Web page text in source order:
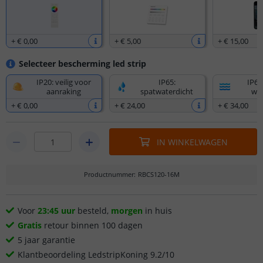
+€ 0,00 +€ 5,00 +€ 15,00
Selecteer bescherming led strip
IP20: veilig voor
aanraking
+€ 0,00
IP65:
spatwaterdicht
+€ 24,00
+€ 34,00
IN WINKELWAGEN
Productnummer: RBCS120-16M
Voor 23:45 uur besteld, morgen in huis
Gratis retour binnen 100 dagen
5 jaar garantie
Klantbeoordeling LedstripKoning 9.2/10